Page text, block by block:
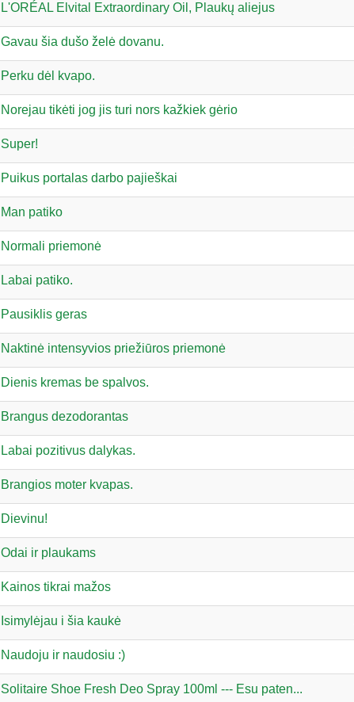
L'ORÉAL Elvital Extraordinary Oil, Plaukų aliejus
Gavau šia dušo želė dovanu.
Perku dėl kvapo.
Norejau tikėti jog jis turi nors kažkiek gėrio
Super!
Puikus portalas darbo pajieškai
Man patiko
Normali priemonė
Labai patiko.
Pausiklis geras
Naktinė intensyvios priežiūros priemonė
Dienis kremas be spalvos.
Brangus dezodorantas
Labai pozitivus dalykas.
Brangios moter kvapas.
Dievinu!
Odai ir plaukams
Kainos tikrai mažos
Isimylėjau i šia kaukė
Naudoju ir naudosiu :)
Solitaire Shoe Fresh Deo Spray 100ml --- Esu paten...